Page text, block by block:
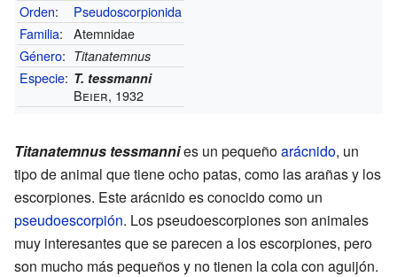
Orden:
Pseudoscorpionida
Familia:
Atemnidae
Género: Titanatemnus
Especie: T. tessmanni
Beier, 1932
Titanatemnus tessmannies un pequeñoarácnido, un
tipo de animal que tiene ocho patas, como las arañas y los
escorpiones. Este arácnido es conocido como un
pseudoescorpión. Los pseudoescorpiones son animales
muy interesantes que se parecen a los escorpiones, pero
son mucho más pequeños y no tienen la cola con aguijón.